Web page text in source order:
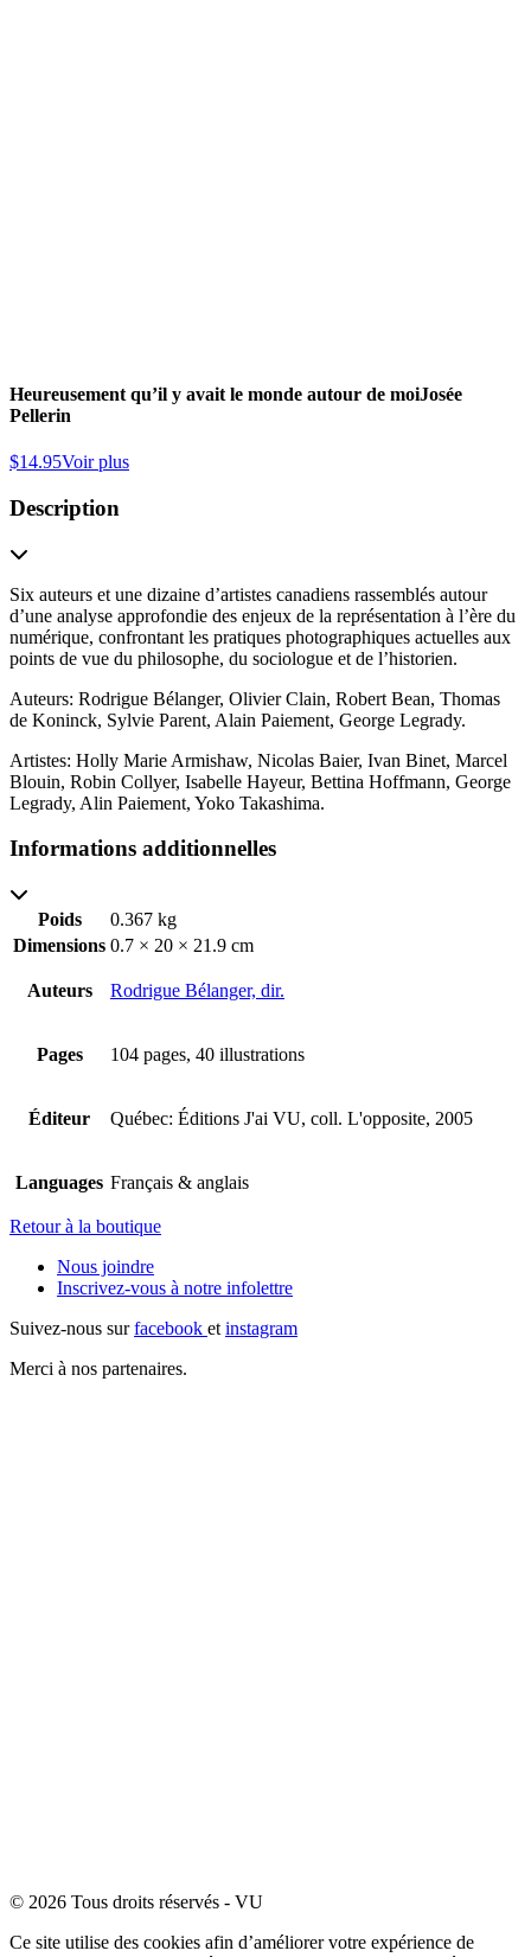
Heureusement qu’il y avait le monde autour de moiJosée
Pellerin
$14.95Voir plus
Description
Six auteurs et une dizaine d’artistes canadiens rassemblés autour
d’une analyse approfondie des enjeux de la représentation à l’ère du
numérique, confrontant les pratiques photographiques actuelles aux
points de vue du philosophe, du sociologue et de l’historien.
Auteurs: Rodrigue Bélanger, Olivier Clain, Robert Bean, Thomas
de Koninck, Sylvie Parent, Alain Paiement, George Legrady.
Artistes: Holly Marie Armishaw, Nicolas Baier, Ivan Binet, Marcel
Blouin, Robin Collyer, Isabelle Hayeur, Bettina Hoffmann, George
Legrady, Alin Paiement, Yoko Takashima.
Informations additionnelles
Poids
0.367 kg
Dimensions 0.7 × 20 × 21.9 cm
Auteurs Rodrigue Bélanger, dir.
Pages 104 pages, 40 illustrations
Éditeur Québec: Éditions J'ai VU, coll. L'opposite, 2005
Languages Français & anglais
Retour à la boutique
Nous joindre
Inscrivez-vous à notre infolettre
Suivez-nous sur facebook et instagram
Merci à nos partenaires.
© 2026 Tous droits réservés - VU
Ce site utilise des cookies afin d’améliorer votre expérience de